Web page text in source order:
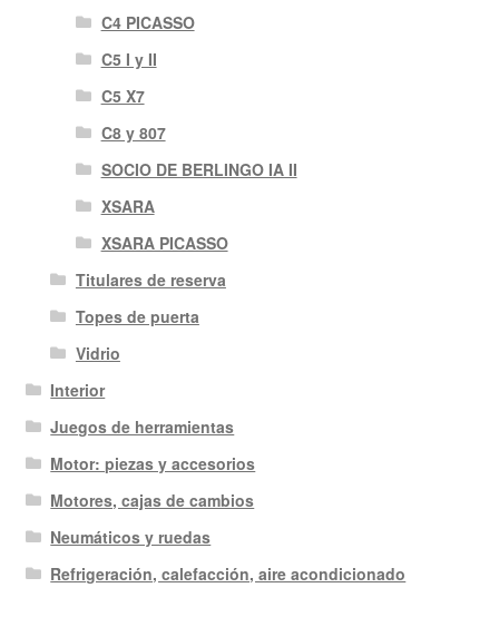
C4 PICASSO
C5 I y II
C5 X7
C8 y 807
SOCIO DE BERLINGO IA II
XSARA
XSARA PICASSO
Titulares de reserva
Topes de puerta
Vidrio
Interior
Juegos de herramientas
Motor: piezas y accesorios
Motores, cajas de cambios
Neumáticos y ruedas
Refrigeración, calefacción, aire acondicionado